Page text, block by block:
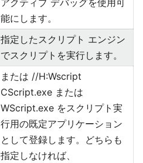
アクティブ デバッグを使用可
能にします。
指定したスクリプト エンジン
でスクリプトを実行します。
または //H:Wscript
CScript.exe または
WScript.exe をスクリプト実
行用の既定アプリケーション
として登録します。どちらも
指定しなければ、